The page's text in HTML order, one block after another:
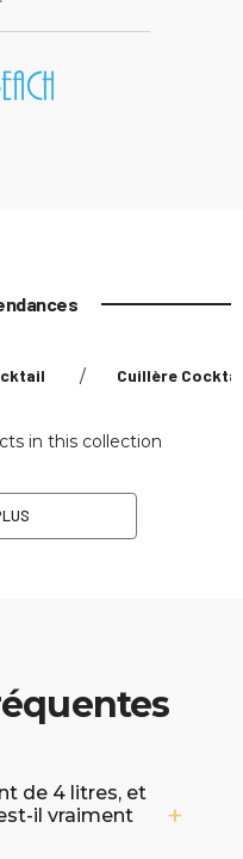
/ Cuillère
in this collection
de 4 litres, et
il vraiment